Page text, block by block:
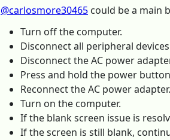
@carlosmore30465 could be a main
Turn off the computer.
Disconnect all peripheral
Disconnect the AC power
Press and hold the power
Reconnect the AC power adapter.
Turn on the computer.
If the blank screen issue is
If the screen is still blank,